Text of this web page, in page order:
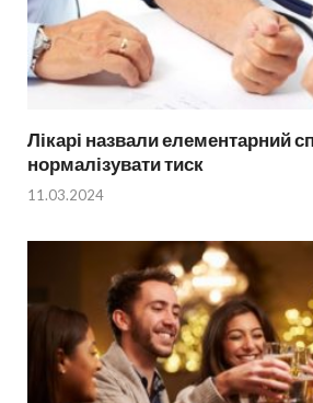
Лікарі назвали елементарний
нормалізувати тиск
11.03.2024